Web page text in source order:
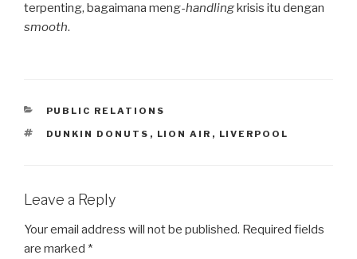
terpenting, bagaimana meng-handlingkrisis itu dengan
smooth.
CATEGORIES
PUBLIC RELATIONS
TAGS
DUNKIN DONUTS , LION AIR , LIVERPOOL
Leave a Reply
Your email address will not be published. Required fields
are marked *